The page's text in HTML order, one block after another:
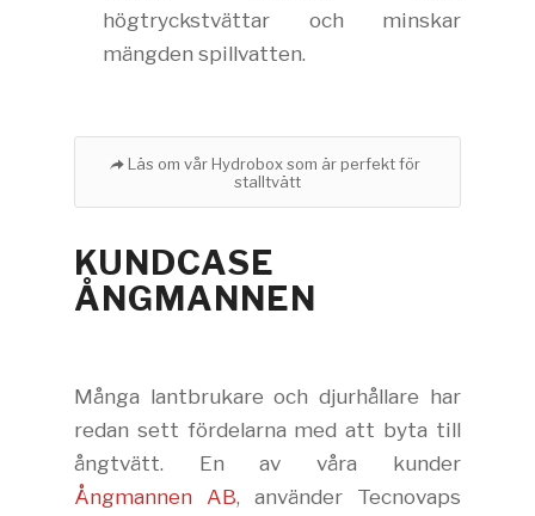
högtryckstvättar och minskar
mängden spillvatten.
Läs om vår Hydrobox som är perfekt för
stalltvätt
KUNDCASE
ÅNGMANNEN
Många lantbrukare och djurhållare har
redan sett fördelarna med att byta till
ångtvätt. En av våra kunder
Ångmannen AB, använder Tecnovaps